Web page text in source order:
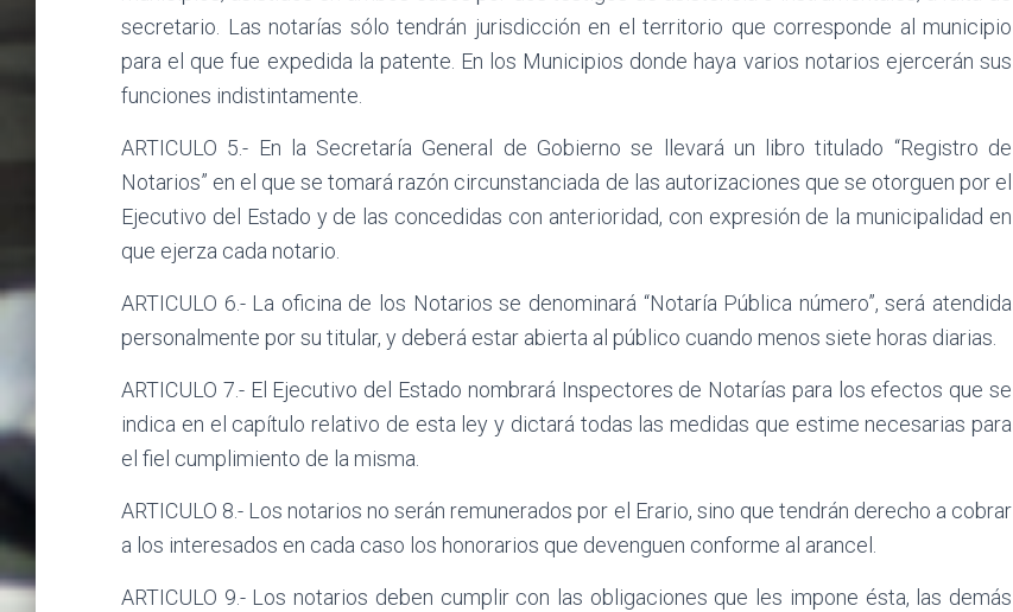
secretario. Las notarías sólo tendrán jurisdicción en el territorio que corresponde al municipio
para el que fue expedida la patente. En los Municipios donde haya varios notarios ejercerán sus
funciones indistintamente.
ARTICULO 5.- En la Secretaría General de Gobierno se llevará un libro titulado “Registro de
Notarios” en el que se tomará razón circunstanciada de las autorizaciones que se otorguen por el
Ejecutivo del Estado y de las concedidas con anterioridad, con expresión de la municipalidad en
que ejerza cada notario.
ARTICULO 6.- La oficina de los Notarios se denominará “Notaría Pública número”, será atendida
personalmente por su titular, y deberá estar abierta al público cuando menos siete horas diarias.
ARTICULO 7.- El Ejecutivo del Estado nombrará Inspectores de Notarías para los efectos que se
indica en el capítulo relativo de esta ley y dictará todas las medidas que estime necesarias para
el fiel cumplimiento de la misma.
ARTICULO 8.- Los notarios no serán remunerados por el Erario, sino que tendrán derecho a cobrar
a los interesados en cada caso los honorarios que devenguen conforme al arancel.
ARTICULO 9.- Los notarios deben cumplir con las obligaciones que les impone ésta, las demás